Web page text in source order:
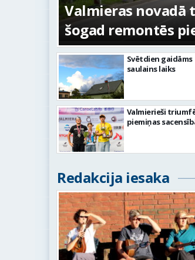
Valmieras
šogad remontēs
Svētdien gaidāms
saulains laiks
Valmierieši
piemiņas
Redakcija iesaka